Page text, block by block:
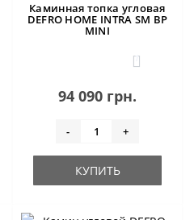
Каминная топка угловая
DEFRO HOME INTRA SM BP
MINI
1
94 090 грн.
- +
КУПИТЬ